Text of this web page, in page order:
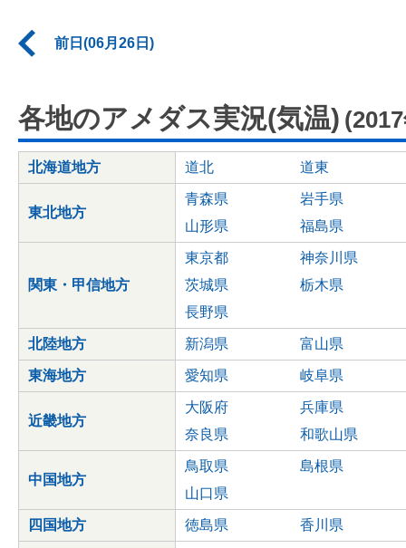
前日(06月26日)
各地のアメダス実況(気温)
北海道地方 道北 道東
東北地方
青森県
岩手県
山形県
福島県
関東・甲信地方
東京都
神奈川県
茨城県
栃木県
長野県
北陸地方 新潟県 富山県
東海地方 愛知県 岐阜県
近畿地方
大阪府
兵庫県
奈良県
和歌山県
中国地方
鳥取県
島根県
山口県
四国地方 徳島県 香川県